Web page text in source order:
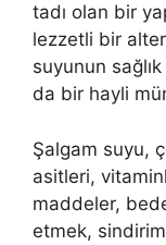
tadı olan bir
lezzetli bir
suyunun
da bir hayli
Şalgam suyu,
asitleri,
maddeler,
etmek,